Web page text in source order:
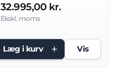
32.995,00 kr.
Ekskl. moms
Læg i kurv Vis